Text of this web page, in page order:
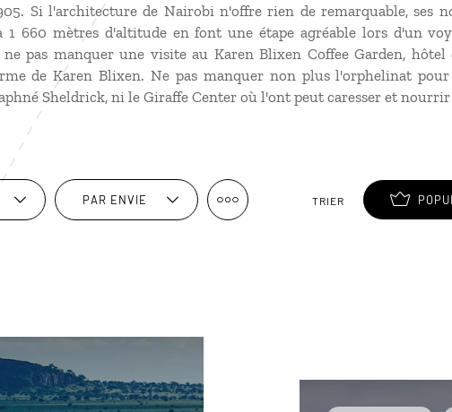
Si l'architecture de Nairobi n'offre rien de remarquable, ses
1 660 mètres d'altitude en font une étape agréable lors d'un
pas manquer une visite au Karen Blixen Coffee Garden,
de Karen Blixen. Ne pas manquer non plus l'orphelinat
Sheldrick, ni le Giraffe Center où l'ont peut caresser et nourrir
PAR ENVIE TRIER